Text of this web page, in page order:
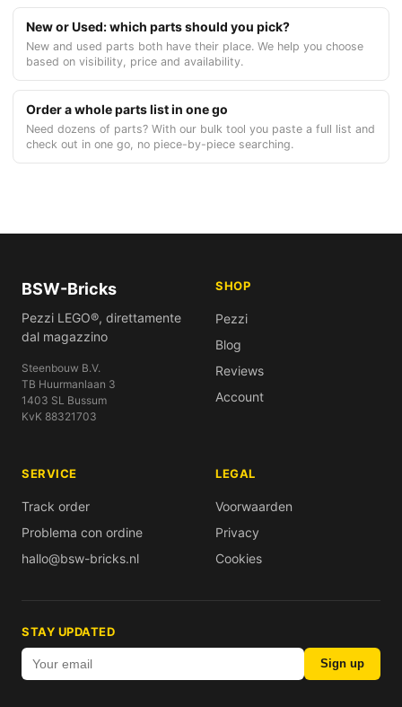
New or Used: which parts should you pick?
New and used parts both have their place. We help you choose
based on visibility, price and availability.
Order a whole parts list in one go
Need dozens of parts? With our bulk tool you paste a full list and
check out in one go, no piece-by-piece searching.
BSW-Bricks
Pezzi LEGO®, direttamente
dal magazzino
Steenbouw B.V.
TB Huurmanlaan 3
1403 SL Bussum
KvK 88321703
SHOP
Pezzi
Blog
Reviews
Account
SERVICE
Track order
Problema con ordine
hallo@bsw-bricks.nl
LEGAL
Voorwaarden
Privacy
Cookies
STAY UPDATED
Sign up